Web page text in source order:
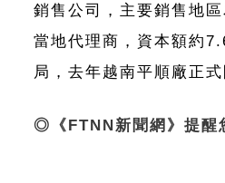
銷售公司，主要銷售地
當地代理商，資本額約
局，去年越南平順廠正
◎《FTNN新聞網》提醒